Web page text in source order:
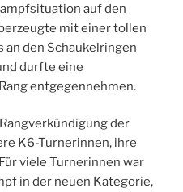
auf den
mit einer tollen
an den Schaukelringen
durfte eine
entgegennehmen.
der
K6-Turnerinnen, ihre
viele Turnerinnen war
in der neuen Kategorie,